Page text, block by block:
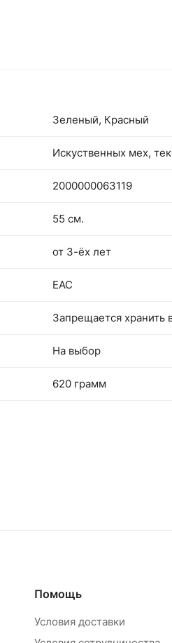
Зеленый, Красный
Искуственных мех,
2000000063119
55 см.
от 3-ёх лет
EAC
Запрещается
На выбор
620 грамм
Помощь
Условия доставки